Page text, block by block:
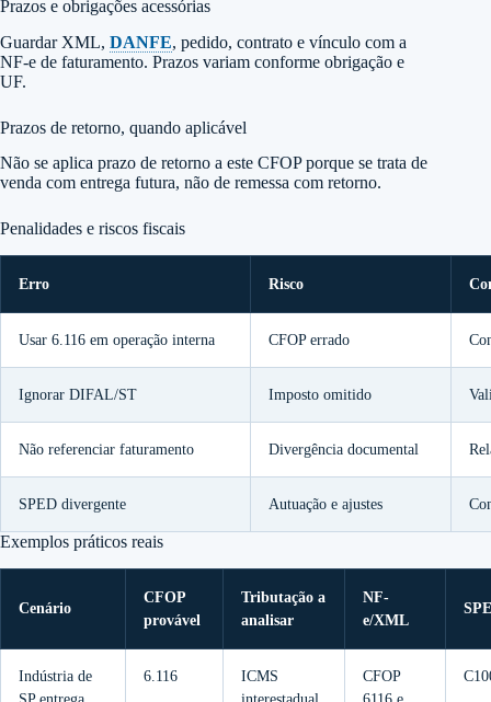
Prazos e obrigações acessórias
Guardar XML, DANFE, pedido, contrato e vínculo com a
NF-e de faturamento. Prazos variam conforme obrigação e
UF.
Prazos de retorno, quando aplicável
Não se aplica prazo de retorno a este CFOP porque se trata de
venda com entrega futura, não de remessa com retorno.
Penalidades e riscos fiscais
Erro Risco
Usar 6.116 em operação interna CFOP errado
Ignorar DIFAL/ST Imposto omitido
Não referenciar faturamento Divergência documental
SPED divergente Autuação e ajustes
Exemplos práticos reais
Cenário
CFOP
provável
Tributação a
analisar
NF-
e/XML
Indústria de
6.116
ICMS
CFOP